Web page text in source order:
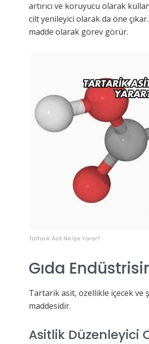
artırıcı ve koruyucu olarak
cilt yenileyici olarak da öne çıkar.
madde olarak görev görür.
Tartarik Asit Ne İşe Yarar?
Gıda
Tartarik asit, özellikle içecek ve
maddesidir.
Asitlik Düzenleyici